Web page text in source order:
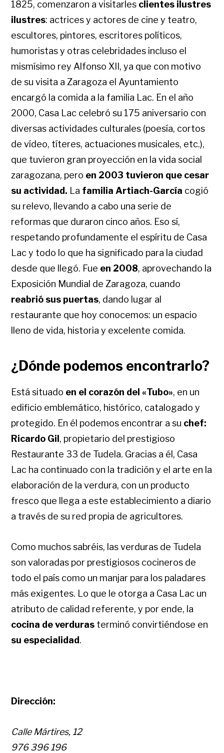
1825, comenzaron a visitarles clientes ilustres
ilustres: actrices y actores de cine y teatro,
escultores, pintores, escritores políticos,
humoristas y otras celebridades incluso el
mismísimo rey Alfonso XII, ya que con motivo
de su visita a Zaragoza el Ayuntamiento
encargó la comida a la familia Lac. En el año
2000, Casa Lac celebró su 175 aniversario con
diversas actividades culturales (poesía, cortos
de vídeo, títeres, actuaciones musicales, etc.),
que tuvieron gran proyección en la vida social
zaragozana, pero en 2003 tuvieron que cesar
su actividad. La familia Artiach-García cogió
su relevo, llevando a cabo una serie de
reformas que duraron cinco años. Eso sí,
respetando profundamente el espíritu de Casa
Lac y todo lo que ha significado para la ciudad
desde que llegó. Fue en 2008, aprovechando la
Exposición Mundial de Zaragoza, cuando
reabrió sus puertas, dando lugar al
restaurante que hoy conocemos: un espacio
lleno de vida, historia y excelente comida.
¿Dónde podemos encontrarlo?
Está situado en el corazón del «Tubo», en un
edificio emblemático, histórico, catalogado y
protegido. En él podemos encontrar a su chef:
Ricardo Gil, propietario del prestigioso
Restaurante 33 de Tudela. Gracias a él, Casa
Lac ha continuado con la tradición y el arte en la
elaboración de la verdura, con un producto
fresco que llega a este establecimiento a diario
a través de su red propia de agricultores.
Como muchos sabréis, las verduras de Tudela
son valoradas por prestigiosos cocineros de
todo el país como un manjar para los paladares
más exigentes. Lo que le otorga a Casa Lac un
atributo de calidad referente, y por ende, la
cocina de verduras terminó convirtiéndose en
su especialidad.
Dirección:
Calle Mártires, 12
976 396 196